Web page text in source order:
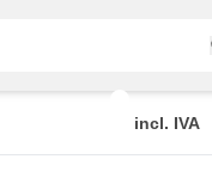
incl. IVA